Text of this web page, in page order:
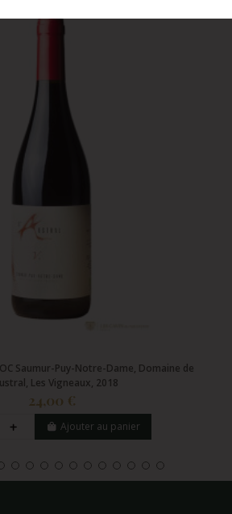
Saumur-Puy-Notre-Dame, Domaine de
Les Vigneaux, 2018
24,00 €
Ajouter au panier